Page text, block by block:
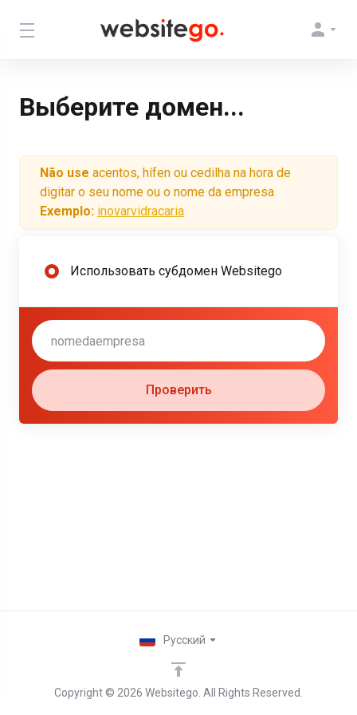
Выберите домен...
Não use acentos, hífen ou cedilha na hora de
digitar o seu nome ou o nome da empresa
Exemplo: inovarvidracaria
Использовать субдомен Websitego
Проверить
Copyright © 2026 Websitego. All Rights Reserved.
Русский